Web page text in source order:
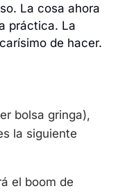
La cosa ahora
práctica. La
de hacer.
bolsa gringa),
la siguiente
el boom de